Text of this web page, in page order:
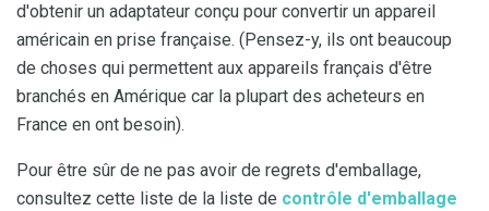
d'obtenir un adaptateur conçu pour convertir un appareil
américain en prise française. (Pensez-y, ils ont beaucoup
de choses qui permettent aux appareils français d'être
branchés en Amérique car la plupart des acheteurs en
France en ont besoin).
Pour être sûr de ne pas avoir de regrets d'emballage,
consultez cette liste de la liste de contrôle d'emballage